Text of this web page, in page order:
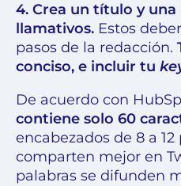
4. Crea un título y
llamativos. Estos
pasos de la redacción.
conciso, e incluir tu
De acuerdo con
contiene solo 60
encabezados de 8 a 12
comparten mejor en
palabras se difunden